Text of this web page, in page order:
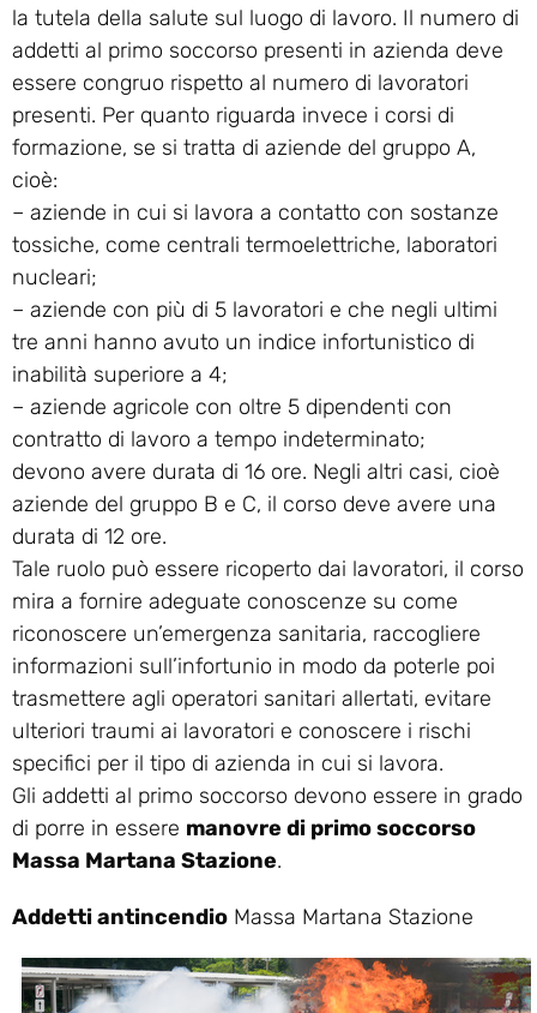
la tutela della salute sul luogo di lavoro. Il numero di
addetti al primo soccorso presenti in azienda deve
essere congruo rispetto al numero di lavoratori
presenti. Per quanto riguarda invece i corsi di
formazione, se si tratta di aziende del gruppo A,
cioè:
– aziende in cui si lavora a contatto con sostanze
tossiche, come centrali termoelettriche, laboratori
nucleari;
– aziende con più di 5 lavoratori e che negli ultimi
tre anni hanno avuto un indice infortunistico di
inabilità superiore a 4;
– aziende agricole con oltre 5 dipendenti con
contratto di lavoro a tempo indeterminato;
devono avere durata di 16 ore. Negli altri casi, cioè
aziende del gruppo B e C, il corso deve avere una
durata di 12 ore.
Tale ruolo può essere ricoperto dai lavoratori, il corso
mira a fornire adeguate conoscenze su come
riconoscere un’emergenza sanitaria, raccogliere
informazioni sull’infortunio in modo da poterle poi
trasmettere agli operatori sanitari allertati, evitare
ulteriori traumi ai lavoratori e conoscere i rischi
specifici per il tipo di azienda in cui si lavora.
Gli addetti al primo soccorso devono essere in grado
di porre in essere manovre di primo soccorso
Massa Martana Stazione.
Addetti antincendio Massa Martana Stazione